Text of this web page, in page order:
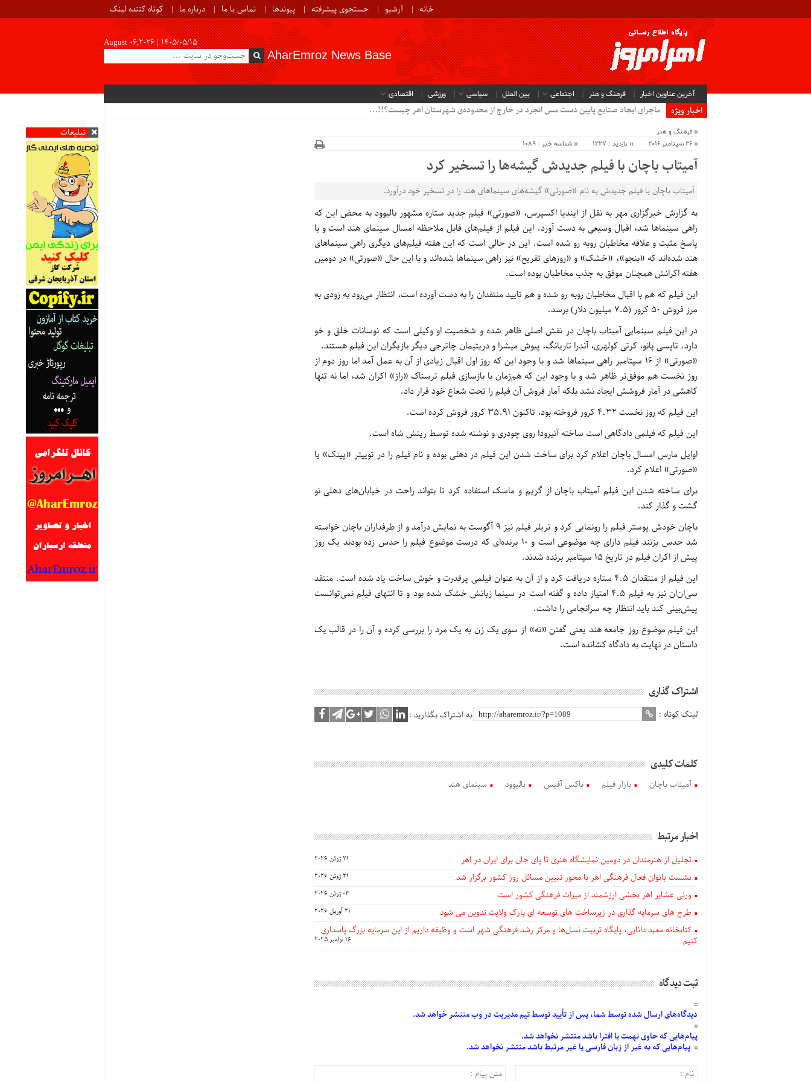
خانه آرشیو جستجوی پیشرفته پیوندها تماس با ما درباره ما کوتاه کننده لینک
August 06,2026 | ۱۴۰۵/۰۵/۱۵
AharEmroz News Base
آخرین عناوین اخبار فرهنگ و هنر اجتماعی بین الملل سیاسی ورزشی اقتصادی
اخبار ویژه
ماجرای ایجاد صنایع پایین دست مس انجرد در خارج از محدوده‌ی شهرستان اهر چیست؟!!...
تبلیغات
فرهنگ و هنر
26 سپتامبر 2016
بازدید : 1227 شناسه خبر : 1089
آمیتاب باچان با فیلم جدیدش گیشه‌ها را تسخیر کرد
آمیتاب باچان با فیلم جدیدش به نام «صورتی» گیشه‌های سینماهای هند را در تسخیر خود درآورد.
به گزارش خبرگزاری مهر به نقل از ایندیا اکسپرس، «صورتی» فیلم جدید ستاره مشهور بالیوود به محض این که
راهی سینماها شد، اقبال وسیعی به دست آورد. این فیلم از فیلم‌های قابل ملاحظه امسال سینمای هند است و با
پاسخ‌ مثبت و علاقه مخاطبان روبه رو شده است. این در حالی است که این هفته فیلم‌های دیگری راهی سینماهای
هند شده‌اند که «بنجو»، «خشک» و «روزهای تفریح» نیز راهی سینماها شده‌اند و با این حال «صورتی» در دومین
هفته اکرانش همچنان موفق به جذب مخاطبان بوده است.
این فیلم که هم با اقبال مخاطبان روبه رو شده و هم تایید منتقدان را به دست آورده است، انتظار می‌رود به زودی به
مرز فروش ۵۰ کرور (۷.۵ میلیون دلار) برسد.
در این فیلم سینمایی آمیتاب باچان در نقش اصلی ظاهر شده و شخصیت او وکیلی است که نوسانات خلق و خو
دارد. تاپسی پانو، کرتی کولهری، آندرا تاریانگ، پیوش میشرا و دریتیمان چاترجی دیگر بازیگران این فیلم هستند.
«صورتی» از ۱۶ سپتامبر راهی سینماها شد و با وجود این که روز اول اقبال زیادی از آن به عمل آمد اما روز دوم از
روز نخست هم موفق‌تر ظاهر شد و با وجود این که هم‌زمان با بازسازی فیلم ترسناک «راز» اکران شد، اما نه تنها
کاهشی در آمار فروشش ایجاد نشد بلکه آمار فروش آن فیلم را تحت شعاع خود قرار داد.
این فیلم که روز نخست ۴.۳۲ کرور فروخته بود، تاکنون ۳۵.۹۱ کرور فروش کرده است.
این فیلم که فیلمی دادگاهی است ساخته آنیرودا روی چودری و نوشته شده توسط ریتش شاه است.
اوایل مارس امسال باچان اعلام کرد برای ساخت شدن این فیلم در دهلی بوده و نام فیلم را در توییتر «پینک» یا
«صورتی» اعلام کرد.
برای ساخته شدن این فیلم آمیتاب باچان از گریم و ماسک استفاده کرد تا بتواند راحت‌ در خیابان‌های دهلی نو
گشت و گذار کند.
باچان خودش پوستر فیلم را رونمایی کرد و تریلر فیلم نیز ۹ آگوست به نمایش درآمد و از طرفداران باچان خواسته
شد حدس بزنند فیلم دارای چه موضوعی است و ۱۰ برنده‌ای که درست موضوع فیلم را حدس زده بودند یک روز
پیش از اکران فیلم در تاریخ ۱۵ سپتامبر برنده شدند.
این فیلم از منتقدان ۴.۵ ستاره دریافت کرد و از آن به عنوان فیلمی پرقدرت و خوش ساخت یاد شده است. منتقد
سی‌ان‌ان نیز به فیلم ۴.۵ امتیاز داده و گفته است در سینما زبانش خشک شده بود و تا انتهای فیلم نمی‌توانست
پیش‌بینی کند باید انتظار چه سرانجامی را داشت.
این فیلم موضوع روز جامعه هند یعنی گفتن «نه» از سوی یک زن به یک مرد را بررسی کرده و آن را در قالب یک
داستان در نهایت به دادگاه کشانده است.
اشتراک گذاری
لینک کوتاه : به اشتراک بگذارید :
کلمات کلیدی
آمیتاب باچان بازار فیلم باکس آفیس بالیوود سینمای هند
اخبار مرتبط
تجلیل از هنرمندان در دومین نمایشگاه هنری تا پای جان برای ایران در اهر 21 ژوئن 2026
نشست بانوان فعال فرهنگی اهر با محور تبیین مسائل روز کشور برگزار شد 21 ژوئن 2026
ورنی عشایر اهر بخشی ارزشمند از میراث فرهنگی کشور است 03 ژوئن 2026
طرح های سرمایه گذاری در زیرساخت های توسعه ای پارک ولایت تدوین می شود 21 آوریل 2026
کتابخانه معبد دانایی، پایگاه تربیت نسل‌ها و مرکز رشد فرهنگی شهر است و وظیفه داریم از این سرمایه بزرگ پاسداری
کنیم
16 نوامبر 2025
ثبت دیدگاه
دیدگاه‌هایارسالشدهتوسط شما، پس از تأییدتوسط تیم مدیریت در وب منتشر خواهد شد.
پیام‌هاییکه حاوی تهمت یا افترا باشد منتشر نخواهد شد.
پیام‌هاییکه به غیر از زبان فارسی یا غیر مرتبط باشد منتشر نخواهد شد.